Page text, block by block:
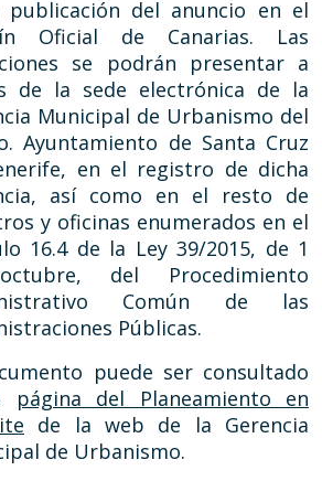
publicación del anuncio en el
Oficial de Canarias. Las
se podrán presentar a
de la sede electrónica de la
Municipal de Urbanismo del
Ayuntamiento de Santa Cruz
en el registro de dicha
así como en el resto de
y oficinas enumerados en el
16.4 de la Ley 39/2015, de 1
del Procedimiento
Común de las
Públicas.
puede ser consultado
página del Planeamiento en
de la web de la Gerencia
de Urbanismo.